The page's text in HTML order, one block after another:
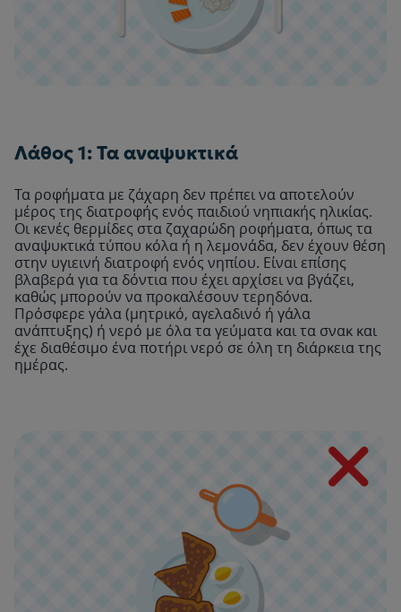
Λάθος 1: Τα αναψυκτικά
Τα ροφήματα με ζάχαρη δεν πρέπει να αποτελούν
μέρος της διατροφής ενός παιδιού νηπιακής ηλικίας.
Οι κενές θερμίδες στα ζαχαρώδη ροφήματα, όπως τα
αναψυκτικά τύπου κόλα ή η λεμονάδα, δεν έχουν θέση
στην υγιεινή διατροφή ενός νηπίου. Είναι επίσης
βλαβερά για τα δόντια που έχει αρχίσει να βγάζει,
καθώς μπορούν να προκαλέσουν τερηδόνα.
Πρόσφερε γάλα (μητρικό, αγελαδινό ή γάλα
ανάπτυξης) ή νερό με όλα τα γεύματα και τα σνακ και
έχε διαθέσιμο ένα ποτήρι νερό σε όλη τη διάρκεια της
ημέρας.